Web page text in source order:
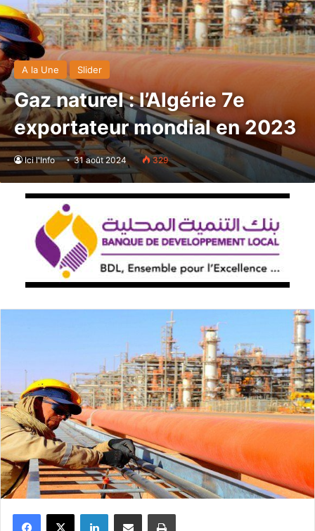
A la Une Slider
Gaz naturel : l’Algérie 7e
exportateur mondial en 2023
Ici l'Info 31 août 2024 329